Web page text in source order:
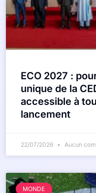
ECO 2027 :
unique de la
accessible à
lancement
22/07/2026 Aucun
MONDE